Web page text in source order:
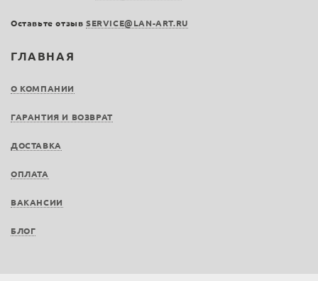
ГЛАВНАЯ
О КОМПАНИИ
ГАРАНТИЯ И ВОЗВРАТ
ДОСТАВКА
ОПЛАТА
ВАКАНСИИ
БЛОГ
Оставьте отзыв SERVICE@LAN-ART.RU